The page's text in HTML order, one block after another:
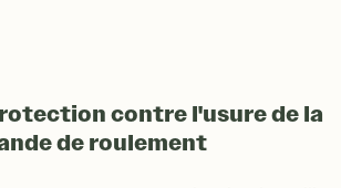
contre l'usure de la
de roulement